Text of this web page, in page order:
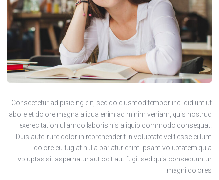
Consectetur adipisicing elit, sed do eiusmod tempor inc idid unt ut
labore et dolore magna aliqua enim ad minim veniam, quis nostrud
exerec tation ullamco laboris nis aliquip commodo consequat.
Duis aute irure dolor in reprehenderit in voluptate velit esse cillum
dolore eu fugiat nulla pariatur enim ipsam voluptatem quia
voluptas sit aspernatur aut odit aut fugit sed quia consequuntur
magni dolores.